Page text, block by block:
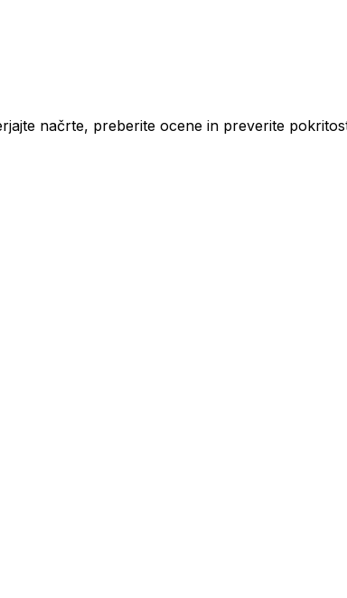
načrte, preberite ocene in preverite